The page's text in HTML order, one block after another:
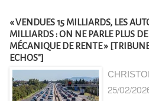
« VENDUES 15 MILLIARDS, LES
MILLIARDS : ON NE PARLE PLUS
MÉCANIQUE DE RENTE »
ECHOS"]
25/02/